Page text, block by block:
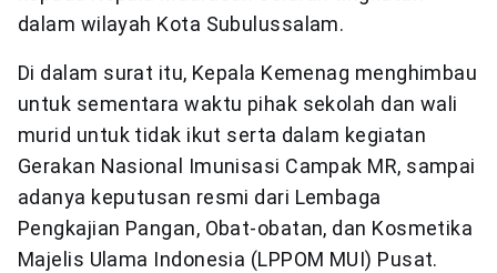
dalam wilayah Kota Subulussalam.
Di dalam surat itu, Kepala Kemenag menghimbau
untuk sementara waktu pihak sekolah dan wali
murid untuk tidak ikut serta dalam kegiatan
Gerakan Nasional Imunisasi Campak MR, sampai
adanya keputusan resmi dari Lembaga
Pengkajian Pangan, Obat-obatan, dan Kosmetika
Majelis Ulama Indonesia (LPPOM MUI) Pusat.